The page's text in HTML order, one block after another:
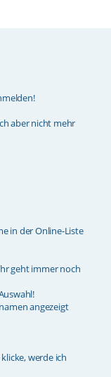
aber nicht mehr
in der Online-Liste
geht immer noch
angezeigt
werde ich